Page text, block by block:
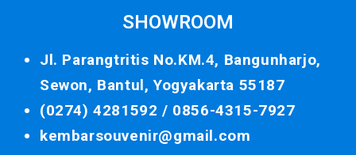
SHOWROOM
Jl. Parangtritis No.KM.4, Bangunharjo,
Sewon, Bantul, Yogyakarta 55187
(0274) 4281592 / 0856-4315-7927
kembarsouvenir@gmail.com